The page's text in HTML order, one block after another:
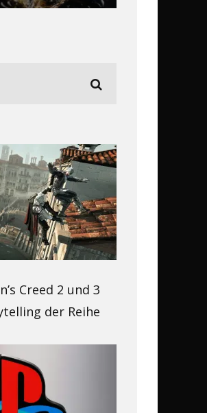
Creed 2 und 3
der Reihe